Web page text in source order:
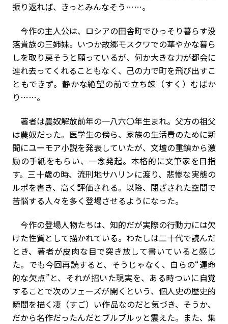
振り返れば、きっとみんなそう……。
今作の主人公は、ロシアの田舎町でひっそり暮らす没
落貴族の三姉妹。いつか故郷モスクワでの華やかな暮ら
しを取り戻そうと願っているが、何か大きな力が都会に
連れ去ってくれることもなく、己の力で町を飛び出すこ
ともできず。静かな絶望の前で立ち竦（すく）むばか
り……。
著者は農奴解放前年の一八六〇年生まれ。父方の祖父
は農奴だった。医学生の傍ら、家族の生活費のために新
聞にユーモア小説を発表していたが、文壇の重鎮から激
励の手紙をもらい、一念発起。本格的に文筆家を目指
す。三十歳の時、流刑地サハリンに渡り、悲惨な実態の
ルポを書き、高く評価される。以降、閉ざされた空間で
苦悩する人々を多く登場させるようになった。
今作の登場人物たちは、知的だが実際の行動力には欠
けた性質として描かれている。わたしは二十代で読んだ
とき、著者が皮肉な目で突き放して書いていると感じ
た。でも今回再読すると、そうじゃなく、自らの“運命
的な欠点”と、それが招いた現実を、ある時ついに自覚
することで次のフェーズが開くという、個人史の歴史的
瞬間を描く凄（すご）い作品なのだと気づき、そうか、
だから名作だったんだとブルブルッと震えた。また、集